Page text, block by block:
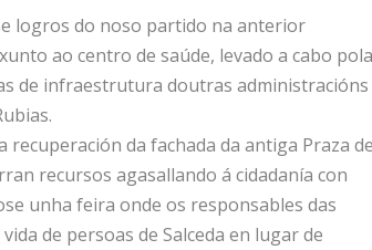
logros do noso partido na anterior
ao centro de saúde, levado a cabo
de infraestrutura doutras administracións
recuperación da fachada da antiga Praza
recursos agasallando á cidadanía con
unha feira onde os responsables das
de persoas de Salceda en lugar de